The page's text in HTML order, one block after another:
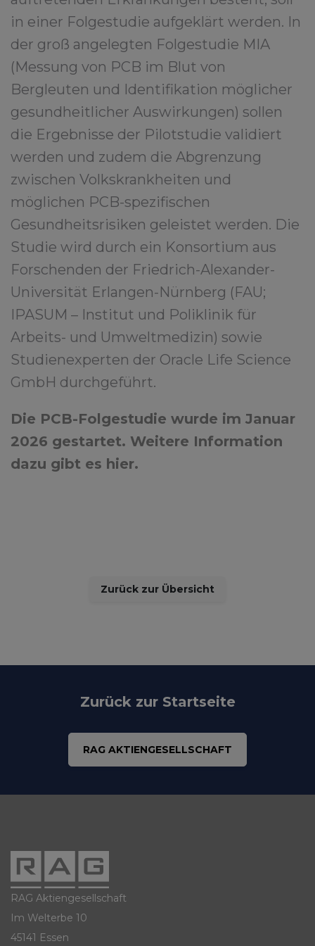
in einer Folgestudie aufgeklärt werden. In
der groß angelegten Folgestudie MIA
(Messung von PCB im Blut von
Bergleuten und Identifikation möglicher
gesundheitlicher Auswirkungen) sollen
die Ergebnisse der Pilotstudie validiert
werden und zudem die Abgrenzung
zwischen Volkskrankheiten und
möglichen PCB-spezifischen
Gesundheitsrisiken geleistet werden. Die
Studie wird durch ein Konsortium aus
Forschenden der Friedrich-Alexander-
Universität Erlangen-Nürnberg (FAU;
IPASUM – Institut und Poliklinik für
Arbeits- und Umweltmedizin) sowie
Studienexperten der Oracle Life Science
GmbH durchgeführt.
Die PCB-Folgestudie wurde im Januar
2026 gestartet. Weitere Information
dazu gibt es hier.
Zurück zur Übersicht
Zurück zur Startseite
RAG AKTIENGESELLSCHAFT
RAG Aktiengesellschaft
Im Welterbe 10
45141 Essen